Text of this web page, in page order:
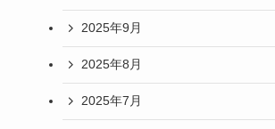
2025年9月
2025年8月
2025年7月